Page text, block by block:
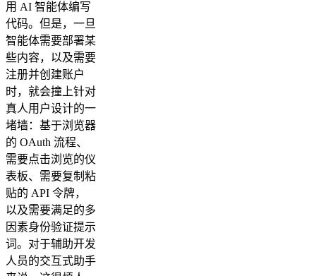
用 AI 智能体编写
代码。但是，一旦
智能体需要部署某
些内容，以及需要
注册并创建账户
时，就会撞上针对
真人用户设计的一
堵墙：基于浏览器
的 OAuth 流程、
需要点击浏览的仪
表板、需要复制粘
贴的 API 令牌，
以及需要满足的多
因素身份验证提示
词。对于辅助开发
人员的交互式助手